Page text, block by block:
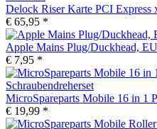
Delock Riser Karte PCI Express
€ 65,95 *
Apple Mains Plug/Duckhead,
€ 7,95 *
MicroSpareparts Mobile 16 in 1
€ 19,99 *